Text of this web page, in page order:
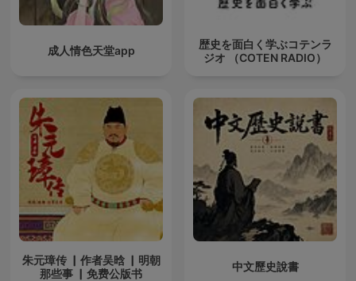
成人情色天堂app
歴史を面白く学ぶコテンラ
ジオ （COTEN RADIO）
朱元璋传 ▏作者吴晗 ▏明朝
那些事 ▏免费公版书
中文歷史說書